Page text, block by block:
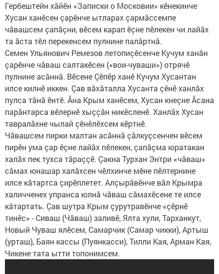
Гербештейн хăйӗн «Записки о Московии» кӗнекинче
Хусан ханӗсен çарӗнче ытларах çармăссемпе
чăвашсем çапăçни, вӗсем карап ӗçне пӗлекен чи лайăх
та ăста тӗл перекенсем пулнине палăртнă.
Семен Ульянович Ремезов летопиçӗсенче Кучум ханăн
çарӗнче чăваш салтакӗсен («вои-чуваши») отрячӗ
пулнине асăннă. Вӗсене Çӗпӗр ханӗ Кучум Хусантан
илсе килнӗ иккен. Çав вăхăталла Хусанта çӗнӗ ханлăх
пулса тăнă ӗнтӗ. Ăна Крым ханӗсем, Хусан кнеçне Ăсана
парăнтарса вӗлернӗ хыççăн никӗсленӗ. Ханлăх Хусан
тавралăхне чылай çӗнӗлӗхсем кӗртнӗ.
Чăвашсем пирки малтан асăннă çăлкуçсенчен вӗсем
пирӗн ума çар ӗçне лайăх пӗлекен, çапăçма юратакан
халăх пек тухса тăраççӗ. Çакна Турхан Энтри «чăваш»
сăмах юнашар халăхсен чӗлхинче мӗне пӗлтернине
илсе кăтартса çирӗплетет. Алçырăвӗнче вăл Крымра
халичченех упранса юлнă чăваш сăмахӗсене те илсе
кăтартать. Çав шутра Крым çурутравӗнче «çӗрнӗ
тинӗс» - Сиваш (Чăваш) заливӗ, Ялта хули, Тарханкут,
Новый Чуваш ялӗсем, Самарчик (Самар чикки), Артыш
(урташ), Баян кассы (Пуянкасси), Тилли Кая, Арман Кая,
Чикене тата ытти топонимсем.